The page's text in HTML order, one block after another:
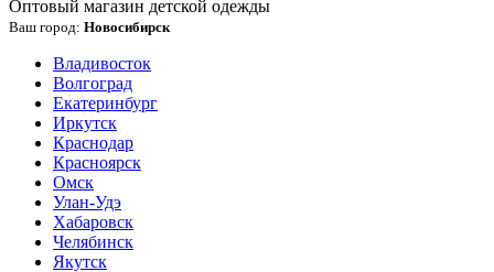
Оптовый магазин детской одежды
Ваш город: Новосибирск
Владивосток
Волгоград
Екатеринбург
Иркутск
Краснодар
Красноярск
Омск
Улан-Удэ
Хабаровск
Челябинск
Якутск